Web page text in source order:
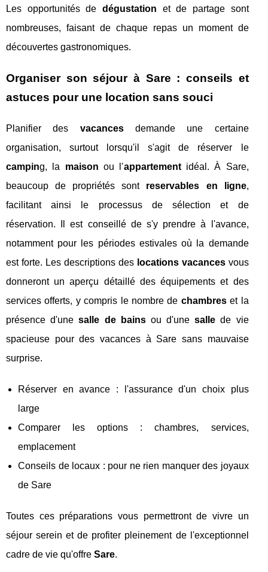
Les opportunités de dégustation et de partage sont
nombreuses, faisant de chaque repas un moment de
découvertes gastronomiques.
Organiser son séjour à Sare : conseils et
astuces pour une location sans souci
Planifier des vacancesdemande une certaine
organisation, surtout lorsqu'il s'agit de réserver le
camping, la maison ou l'appartementidéal. À Sare,
beaucoup de propriétés sont reservables en ligne,
facilitant ainsi le processus de sélection et de
réservation. Il est conseillé de s'y prendre à l'avance,
notamment pour les périodes estivales où la demande
est forte. Les descriptions des locations vacancesvous
donneront un aperçu détaillé des équipements et des
services offerts, y compris le nombre de chambreset la
présence d'unesalle de bainsou d'unesalle de vie
spacieuse pour des vacances à Sare sans mauvaise
surprise.
Réserver en avance : l'assurance d'un choix plus
large
Comparer les options : chambres, services,
emplacement
Conseils de locaux : pour ne rien manquer des joyaux
de Sare
Toutes ces préparations vous permettront de vivre un
séjour serein et de profiter pleinement de l'exceptionnel
cadre de vie qu'offre Sare.